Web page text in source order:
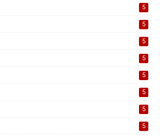
5
5
5
5
5
5
5
5